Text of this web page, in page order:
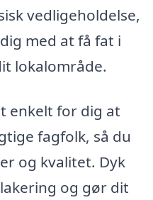
vedligeholdelse,
med at få fat i
lokalområde.
enkelt for dig at
fagfolk, så du
og kvalitet. Dyk
og gør dit